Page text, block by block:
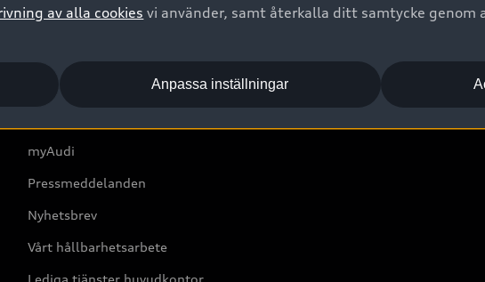
Om Audi Sverige
Boka Service online
myAudi
Pressmeddelanden
Nyhetsbrev
Vårt hållbarhetsarbete
Lediga tjänster huvudkontor
av alla cookies vi använder, samt återkalla ditt samtycke genom
Anpassa inställningar